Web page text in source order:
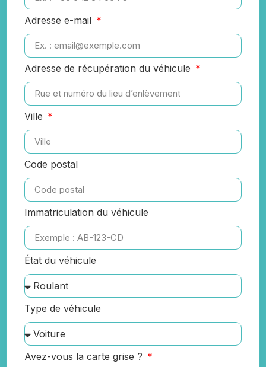
Adresse e-mail
Adresse de récupération du véhicule
Ville
Code postal
Immatriculation du véhicule
État du véhicule
Type de véhicule
Avez-vous la carte grise ?